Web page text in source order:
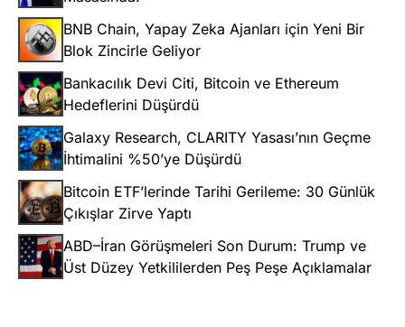
BNB Chain, Yapay Zeka Ajanları için Yeni Bir
Blok Zincirle Geliyor
Bankacılık Devi Citi, Bitcoin ve Ethereum
Hedeflerini Düşürdü
Galaxy Research, CLARITY Yasası’nın Geçme
İhtimalini %50’ye Düşürdü
Bitcoin ETF’lerinde Tarihi Gerileme: 30 Günlük
Çıkışlar Zirve Yaptı
ABD–İran Görüşmeleri Son Durum: Trump ve
Üst Düzey Yetkililerden Peş Peşe Açıklamalar